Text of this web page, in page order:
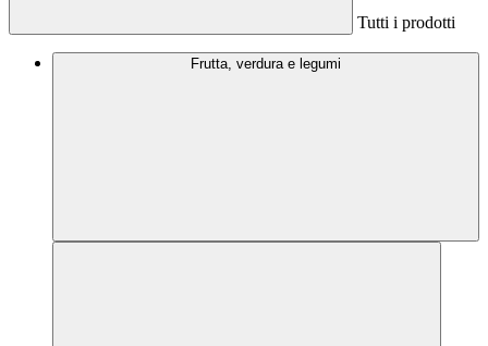
Tutti i prodotti
Frutta, verdura e legumi